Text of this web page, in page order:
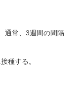
通常、3週間の間隔
種する。